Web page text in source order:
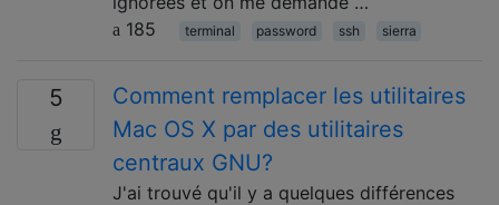
185
terminal password ssh sierra
5
Comment remplacer les utilitaires
Mac OS X par des utilitaires
centraux GNU?
J'ai trouvé qu'il y a quelques différences